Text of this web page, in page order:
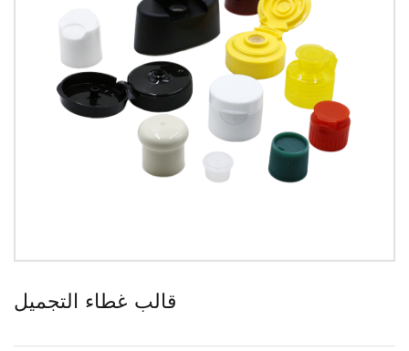
قالب غطاء التجميل